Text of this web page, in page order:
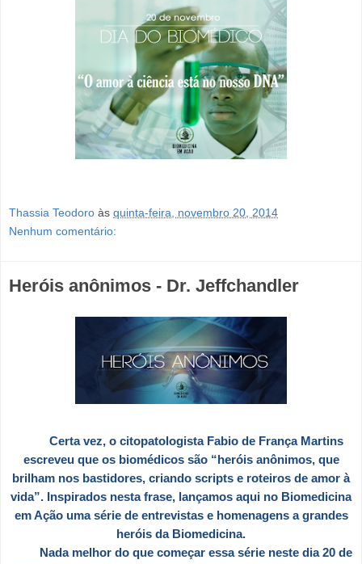
Thassia Teodoro às quinta-feira, novembro 20, 2014
Nenhum comentário:
Heróis anônimos - Dr. Jeffchandler
Certa vez, o citopatologista Fabio de França Martins
escreveu que os biomédicos são “heróis anônimos, que
brilham nos bastidores, criando scripts e roteiros de amor à
vida”. Inspirados nesta frase, lançamos aqui no Biomedicina
em Ação uma série de entrevistas e homenagens a grandes
heróis da Biomedicina.
Nada melhor do que começar essa série neste dia 20 de